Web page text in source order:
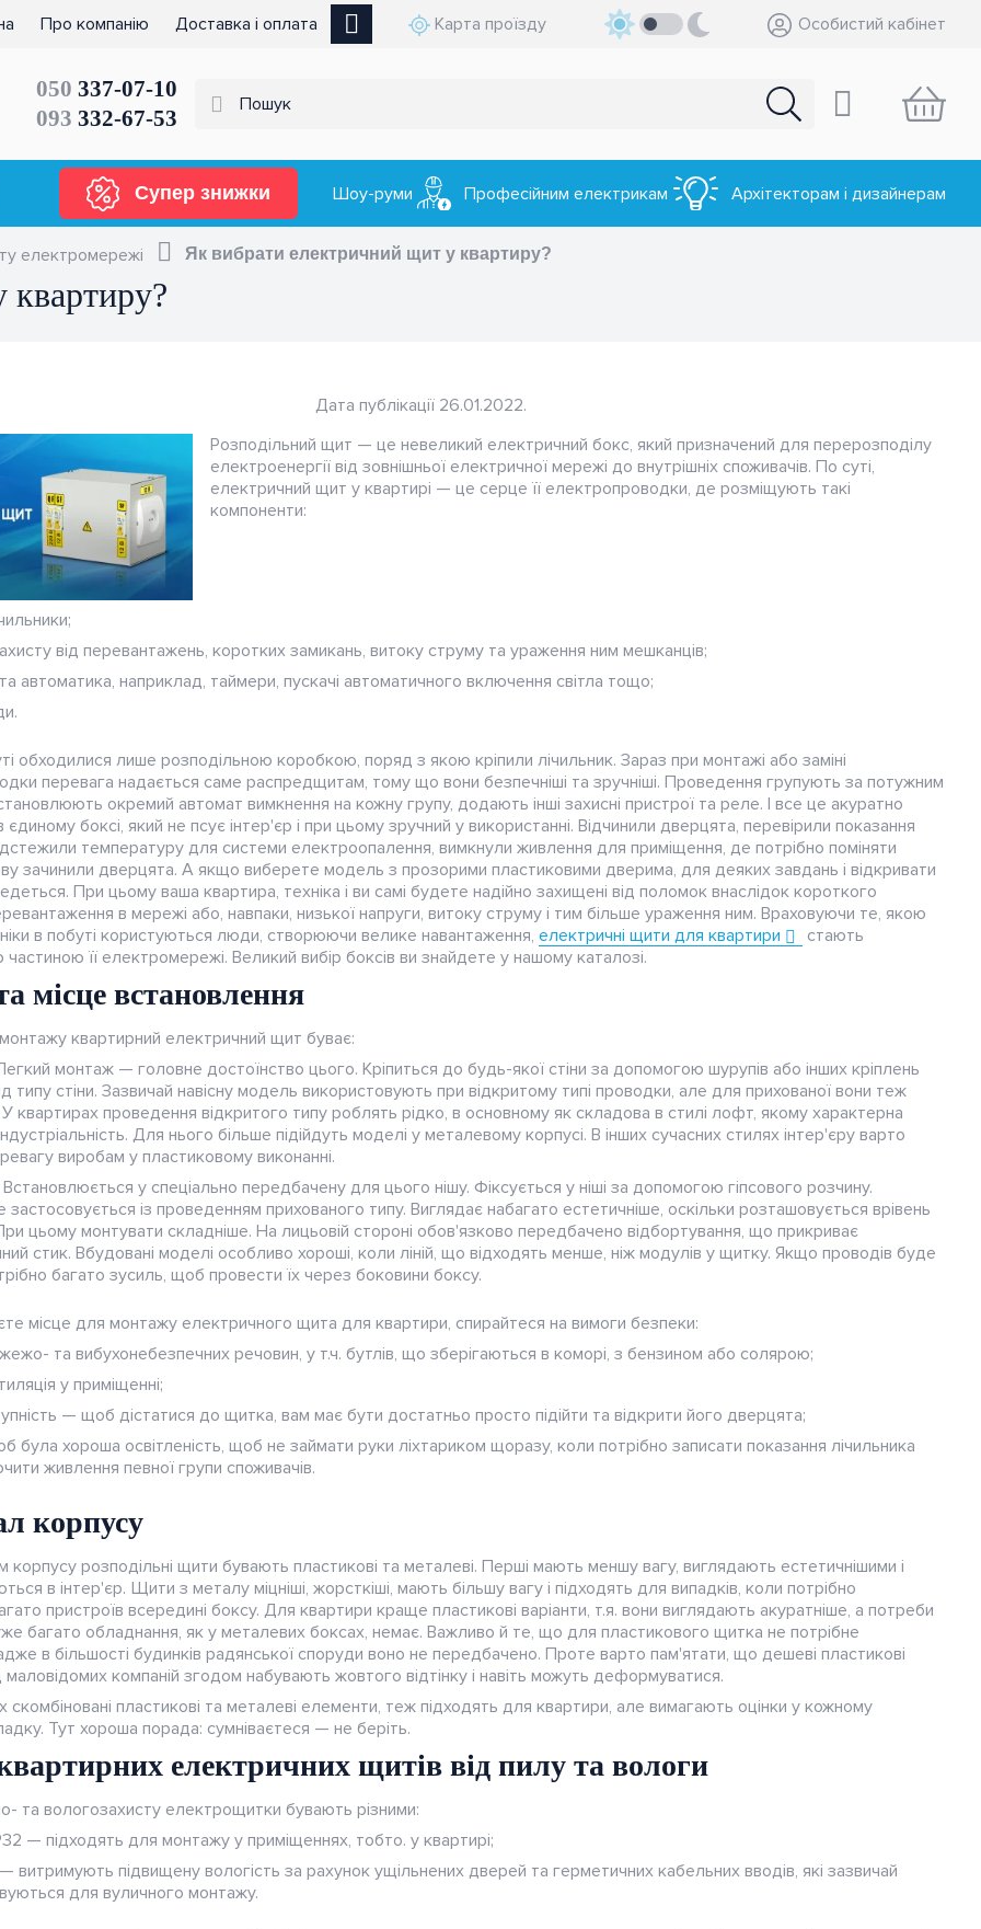
Дата публікації 26.01.2022.
Розподільний щит — це невеликий електричний бокс, який призначений для перерозподілу
електроенергії від зовнішньої електричної мережі до внутрішніх споживачів. По суті,
електричний щит у квартирі — це серце її електропроводки, де розміщують такі
компоненти:
від перевантажень, коротких замикань, витоку струму та ураження ним мешканців;
автоматика, наприклад, таймери, пускачі автоматичного включення світла тощо;
обходилися лише розподільною коробкою, поряд з якою кріпили лічильник. Зараз при монтажі або заміні
перевага надається саме распредщитам, тому що вони безпечніші та зручніші. Проведення групують за потужним
окремий автомат вимкнення на кожну групу, додають інші захисні пристрої та реле. І все це акуратно
боксі, який не псує інтер'єр і при цьому зручний у використанні. Відчинили дверцята, перевірили показання
температуру для системи електроопалення, вимкнули живлення для приміщення, де потрібно поміняти
зачинили дверцята. А якщо виберете модель з прозорими пластиковими дверима, для деяких завдань і відкривати
При цьому ваша квартира, техніка і ви самі будете надійно захищені від поломок внаслідок короткого
в мережі або, навпаки, низької напруги, витоку струму і тим більше ураження ним. Враховуючи те, якою
в побуті користуються люди, створюючи велике навантаження, електричні щити для квартири
стають
її електромережі. Великий вибір боксів ви знайдете у нашому каталозі.
місце встановлення
квартирний електричний щит буває:
монтаж — головне достоїнство цього. Кріпиться до будь-якої стіни за допомогою шурупів або інших кріплень
типу стіни. Зазвичай навісну модель використовують при відкритому типі проводки, але для прихованої вони теж
У квартирах проведення відкритого типу роблять рідко, в основному як складова в стилі лофт, якому характерна
Для нього більше підійдуть моделі у металевому корпусі. В інших сучасних стилях інтер'єру варто
виробам у пластиковому виконанні.
Встановлюється у спеціально передбачену для цього нішу. Фіксується у ніші за допомогою гіпсового розчину.
застосовується із проведенням прихованого типу. Виглядає набагато естетичніше, оскільки розташовується врівень
цьому монтувати складніше. На лицьовій стороні обов'язково передбачено відбортування, що прикриває
стик. Вбудовані моделі особливо хороші, коли ліній, що відходять менше, ніж модулів у щитку. Якщо проводів буде
багато зусиль, щоб провести їх через боковини боксу.
місце для монтажу електричного щита для квартири, спирайтеся на вимоги безпеки:
та вибухонебезпечних речовин, у т.ч. бутлів, що зберігаються в коморі, з бензином або солярою;
у приміщенні;
— щоб дістатися до щитка, вам має бути достатньо просто підійти та відкрити його дверцята;
була хороша освітленість, щоб не займати руки ліхтариком щоразу, коли потрібно записати показання лічильника
живлення певної групи споживачів.
корпусу
корпусу розподільні щити бувають пластикові та металеві. Перші мають меншу вагу, виглядають естетичнішими і
в інтер'єр. Щити з металу міцніші, жорсткіші, мають більшу вагу і підходять для випадків, коли потрібно
пристроїв всередині боксу. Для квартири краще пластикові варіанти, т.я. вони виглядають акуратніше, а потреби
багато обладнання, як у металевих боксах, немає. Важливо й те, що для пластикового щитка не потрібне
в більшості будинків радянської споруди воно не передбачено. Проте варто пам'ятати, що дешеві пластикові
маловідомих компаній згодом набувають жовтого відтінку і навіть можуть деформуватися.
скомбіновані пластикові та металеві елементи, теж підходять для квартири, але вимагають оцінки у кожному
Тут хороша порада: сумніваєтеся — не беріть.
електричних щитів від пилу та вологи
та вологозахисту електрощитки бувають різними:
— підходять для монтажу у приміщеннях, тобто. у квартирі;
витримують підвищену вологість за рахунок ущільнених дверей та герметичних кабельних вводів, які зазвичай
для вуличного монтажу.
Про компанію Доставка і оплата Карта проїзду Особистий кабінет
Супер знижки Шоу-руми Професійним електрикам Архітекторам і дизайнерам
050 337-07-10
093 332-67-53
електромережі Як вибрати електричний щит у квартиру?